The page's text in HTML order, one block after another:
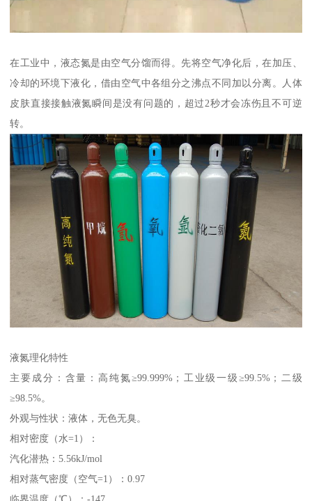
在工业中，液态氮是由空气分馏而得。先将空气净化后，在加压、
冷却的环境下液化，借由空气中各组分之沸点不同加以分离。人体
皮肤直接接触液氮瞬间是没有问题的，超过2秒才会冻伤且不可逆
转。
液氮理化特性
主要成分：含量：高纯氮≥99.999%；工业级一级≥99.5%；二级
≥98.5%。
外观与性状：液体，无色无臭。
相对密度（水=1）：
汽化潜热：5.56kJ/mol
相对蒸气密度（空气=1）：0.97
临界温度（℃）：-147